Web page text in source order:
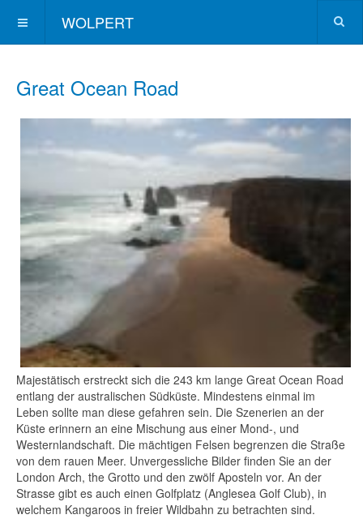
WOLPERT
Great Ocean Road
Majestätisch erstreckt sich die 243 km lange Great Ocean Road
entlang der australischen Südküste. Mindestens einmal im
Leben sollte man diese gefahren sein. Die Szenerien an der
Küste erinnern an eine Mischung aus einer Mond-, und
Westernlandschaft. Die mächtigen Felsen begrenzen die Straße
von dem rauen Meer. Unvergessliche Bilder finden Sie an der
London Arch, the Grotto und den zwölf Aposteln vor. An der
Strasse gibt es auch einen Golfplatz (Anglesea Golf Club), in
welchem Kangaroos in freier Wildbahn zu betrachten sind.